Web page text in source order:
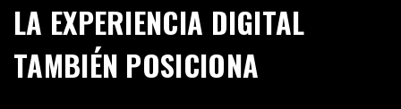
LA EXPERIENCIA DIGITAL
TAMBIÉN POSICIONA